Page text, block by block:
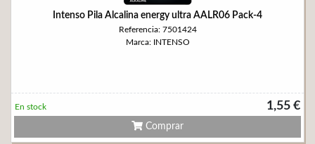
Intenso Pila Alcalina energy ultra AALR06 Pack-4
Referencia: 7501424
Marca: INTENSO
1,55 €
En stock
Comprar